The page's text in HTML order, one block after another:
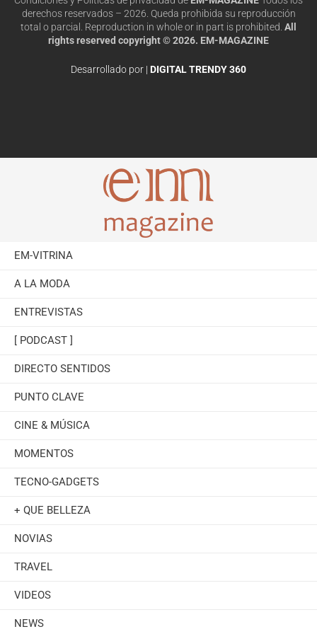
derechos reservados – 2026. Queda prohibida su reproducción
total o parcial. Reproduction in whole or in part is prohibited. All
rights reserved copyright © 2026. EM-MAGAZINE
Desarrollado por | DIGITAL TRENDY 360
EM-VITRINA
A LA MODA
ENTREVISTAS
[ PODCAST ]
DIRECTO SENTIDOS
PUNTO CLAVE
CINE & MÚSICA
MOMENTOS
TECNO-GADGETS
+ QUE BELLEZA
NOVIAS
TRAVEL
VIDEOS
NEWS